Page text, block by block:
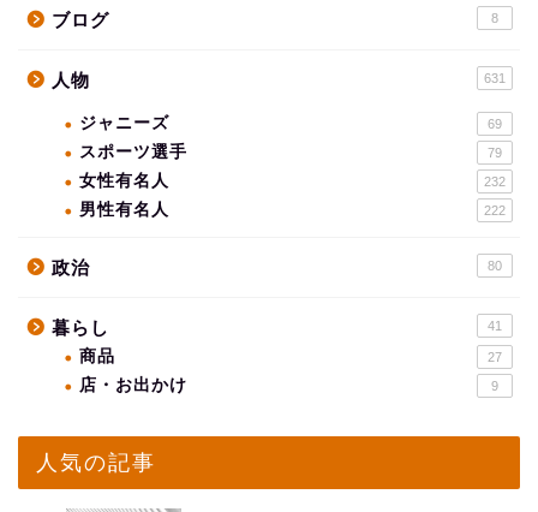
ブログ 8
人物 631
ジャニーズ 69
スポーツ選手 79
女性有名人 232
男性有名人 222
政治 80
暮らし 41
商品 27
店・お出かけ 9
人気の記事